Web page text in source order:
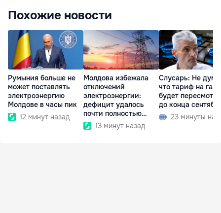
Похожие новости
Румыния больше не
может поставлять
электроэнергию
Молдове в часы пик
12 минут назад
Молдова избежала
отключений
электроэнергии:
дефицит удалось
почти полностью
покрыть
13 минут назад
Слусарь: Не
что тариф на газ
будет
до конца
23 минуты